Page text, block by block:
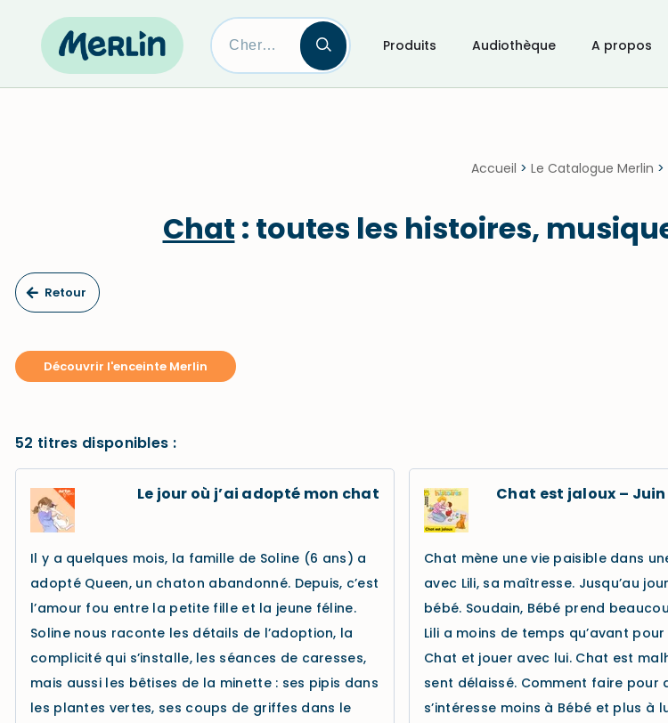
Skip
Produits Audiothèque A propos
Accueil > Le Catalogue Merlin >
Chat : toutes les histoires,
Retour
Découvrir l'enceinte Merlin
52 titres disponibles :
Le jour où j’ai adopté mon chat
Il y a quelques mois, la famille de Soline (6 ans) a
adopté Queen, un chaton abandonné. Depuis, c’est
l’amour fou entre la petite fille et la jeune féline.
Soline nous raconte les détails de l’adoption, la
complicité qui s’installe, les séances de caresses,
mais aussi les bêtises de la minette : ses pipis dans
les plantes vertes, ses coups de griffes dans le
Chat est jaloux – Juin
Chat mène une vie paisible dans
avec Lili, sa maîtresse. Jusqu’au
bébé. Soudain, Bébé prend
Lili a moins de temps qu’avant
Chat et jouer avec lui. Chat est
sent délaissé. Comment faire pour
s’intéresse moins à Bébé et plus à